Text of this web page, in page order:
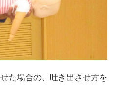
た場合の、吐き出させ方を